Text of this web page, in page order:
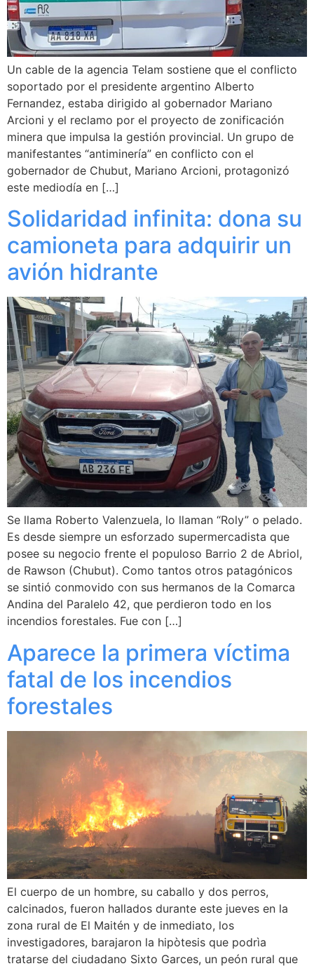
Un cable de la agencia Telam sostiene que el conflicto
soportado por el presidente argentino Alberto
Fernandez, estaba dirigido al gobernador Mariano
Arcioni y el reclamo por el proyecto de zonificación
minera que impulsa la gestión provincial. Un grupo de
manifestantes “antiminería” en conflicto con el
gobernador de Chubut, Mariano Arcioni, protagonizó
este mediodía en […]
Solidaridad infinita: dona su
camioneta para adquirir un
avión hidrante
Se llama Roberto Valenzuela, lo llaman “Roly” o pelado.
Es desde siempre un esforzado supermercadista que
posee su negocio frente el populoso Barrio 2 de Abriol,
de Rawson (Chubut). Como tantos otros patagónicos
se sintió conmovido con sus hermanos de la Comarca
Andina del Paralelo 42, que perdieron todo en los
incendios forestales. Fue con […]
Aparece la primera víctima
fatal de los incendios
forestales
El cuerpo de un hombre, su caballo y dos perros,
calcinados, fueron hallados durante este jueves en la
zona rural de El Maitén y de inmediato, los
investigadores, barajaron la hipòtesis que podrìa
tratarse del ciudadano Sixto Garces, un peón rural que